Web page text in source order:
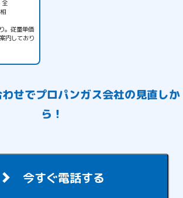
。従量単価
内しており
せでプロパンガス会社の見直しか
ら！
今すぐ電話する